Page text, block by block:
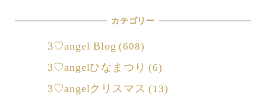
カテゴリー
3♡angel Blog (608)
3♡angelひなまつり (6)
3♡angelクリスマス (13)